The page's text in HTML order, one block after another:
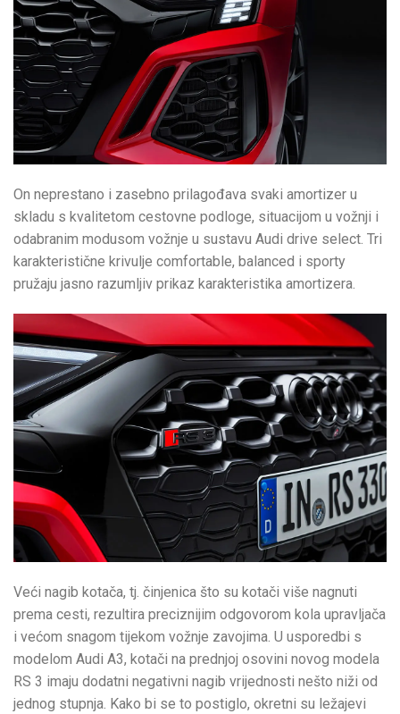
On neprestano i zasebno prilagođava svaki amortizer u
skladu s kvalitetom cestovne podloge, situacijom u vožnji i
odabranim modusom vožnje u sustavu Audi drive select. Tri
karakteristične krivulje comfortable, balanced i sporty
pružaju jasno razumljiv prikaz karakteristika amortizera.
Veći nagib kotača, tj. činjenica što su kotači više nagnuti
prema cesti, rezultira preciznijim odgovorom kola upravljača
i većom snagom tijekom vožnje zavojima. U usporedbi s
modelom Audi A3, kotači na prednjoj osovini novog modela
RS 3 imaju dodatni negativni nagib vrijednosti nešto niži od
jednog stupnja. Kako bi se to postiglo, okretni su ležajevi